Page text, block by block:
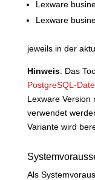
Lexware
Lexware
jeweils in der
Hinweis: Das
PostgreSQL-
Lexware Version
verwendet
Variante wird
Als